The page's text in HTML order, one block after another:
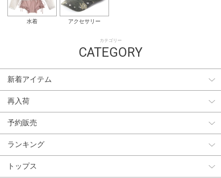
水着 アクセサリー
カテゴリー
CATEGORY
新着アイテム
再入荷
予約販売
ランキング
トップス